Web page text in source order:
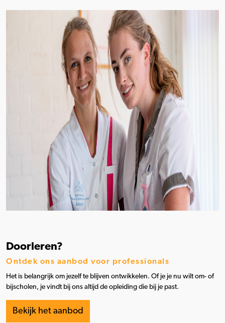
Doorleren?
Ontdek ons aanbod voor professionals
Het is belangrijk om jezelf te blijven ontwikkelen. Of je je nu wilt om- of
bijscholen, je vindt bij ons altijd de opleiding die bij je past.
Bekijk het aanbod